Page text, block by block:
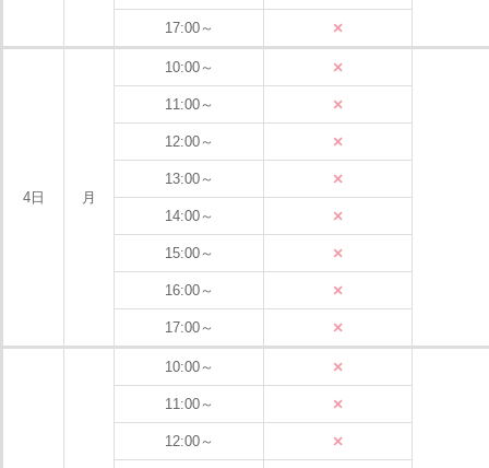
17:00～ ×
4日 月
10:00～ ×
11:00～ ×
12:00～ ×
13:00～ ×
14:00～ ×
15:00～ ×
16:00～ ×
17:00～ ×
10:00～ ×
11:00～ ×
12:00～ ×